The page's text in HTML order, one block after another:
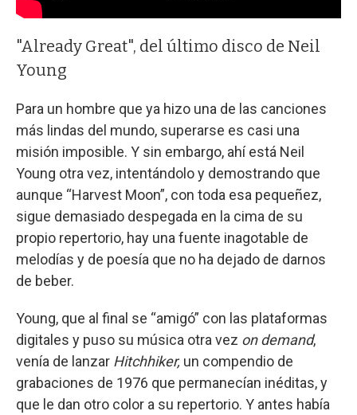
"Already Great", del último disco de Neil
Young
Para un hombre que ya hizo una de las canciones
más lindas del mundo, superarse es casi una
misión imposible. Y sin embargo, ahí está Neil
Young otra vez, intentándolo y demostrando que
aunque “Harvest Moon”, con toda esa pequeñez,
sigue demasiado despegada en la cima de su
propio repertorio, hay una fuente inagotable de
melodías y de poesía que no ha dejado de darnos
de beber.
Young, que al final se “amigó” con las plataformas
digitales y puso su música otra vez on demand,
venía de lanzar Hitchhiker, un compendio de
grabaciones de 1976 que permanecían inéditas, y
que le dan otro color a su repertorio. Y antes había